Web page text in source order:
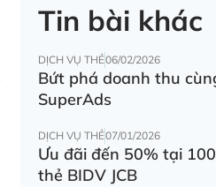
Tin bài khác
DỊCH VỤ THẺ06/02/2026
Bứt phá doanh thu
SuperAds
DỊCH VỤ THẺ07/01/2026
Ưu đãi đến 50% tại
thẻ BIDV JCB